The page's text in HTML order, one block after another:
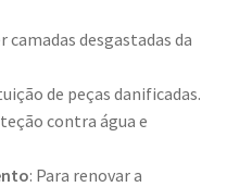
camadas desgastadas da
de peças danificadas.
contra água e
: Para renovar a